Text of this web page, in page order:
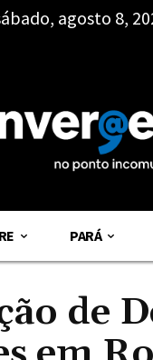
agosto 8,
PARÁ
de